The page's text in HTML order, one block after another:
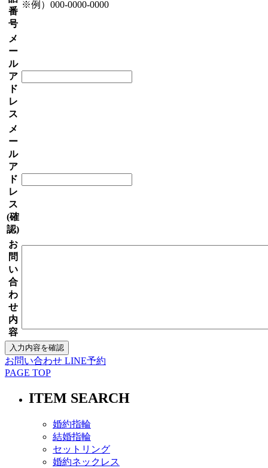
番
号
※例）000-0000-0000
メ
ー
ル
ア
ド
レ
ス
メ
ー
ル
ア
ド
レ
ス
(確
認)
お
問
い
合
わ
せ
内
容
お問い合わせ LINE予約
PAGE TOP
ITEM SEARCH
婚約指輪
結婚指輪
セットリング
婚約ネックレス